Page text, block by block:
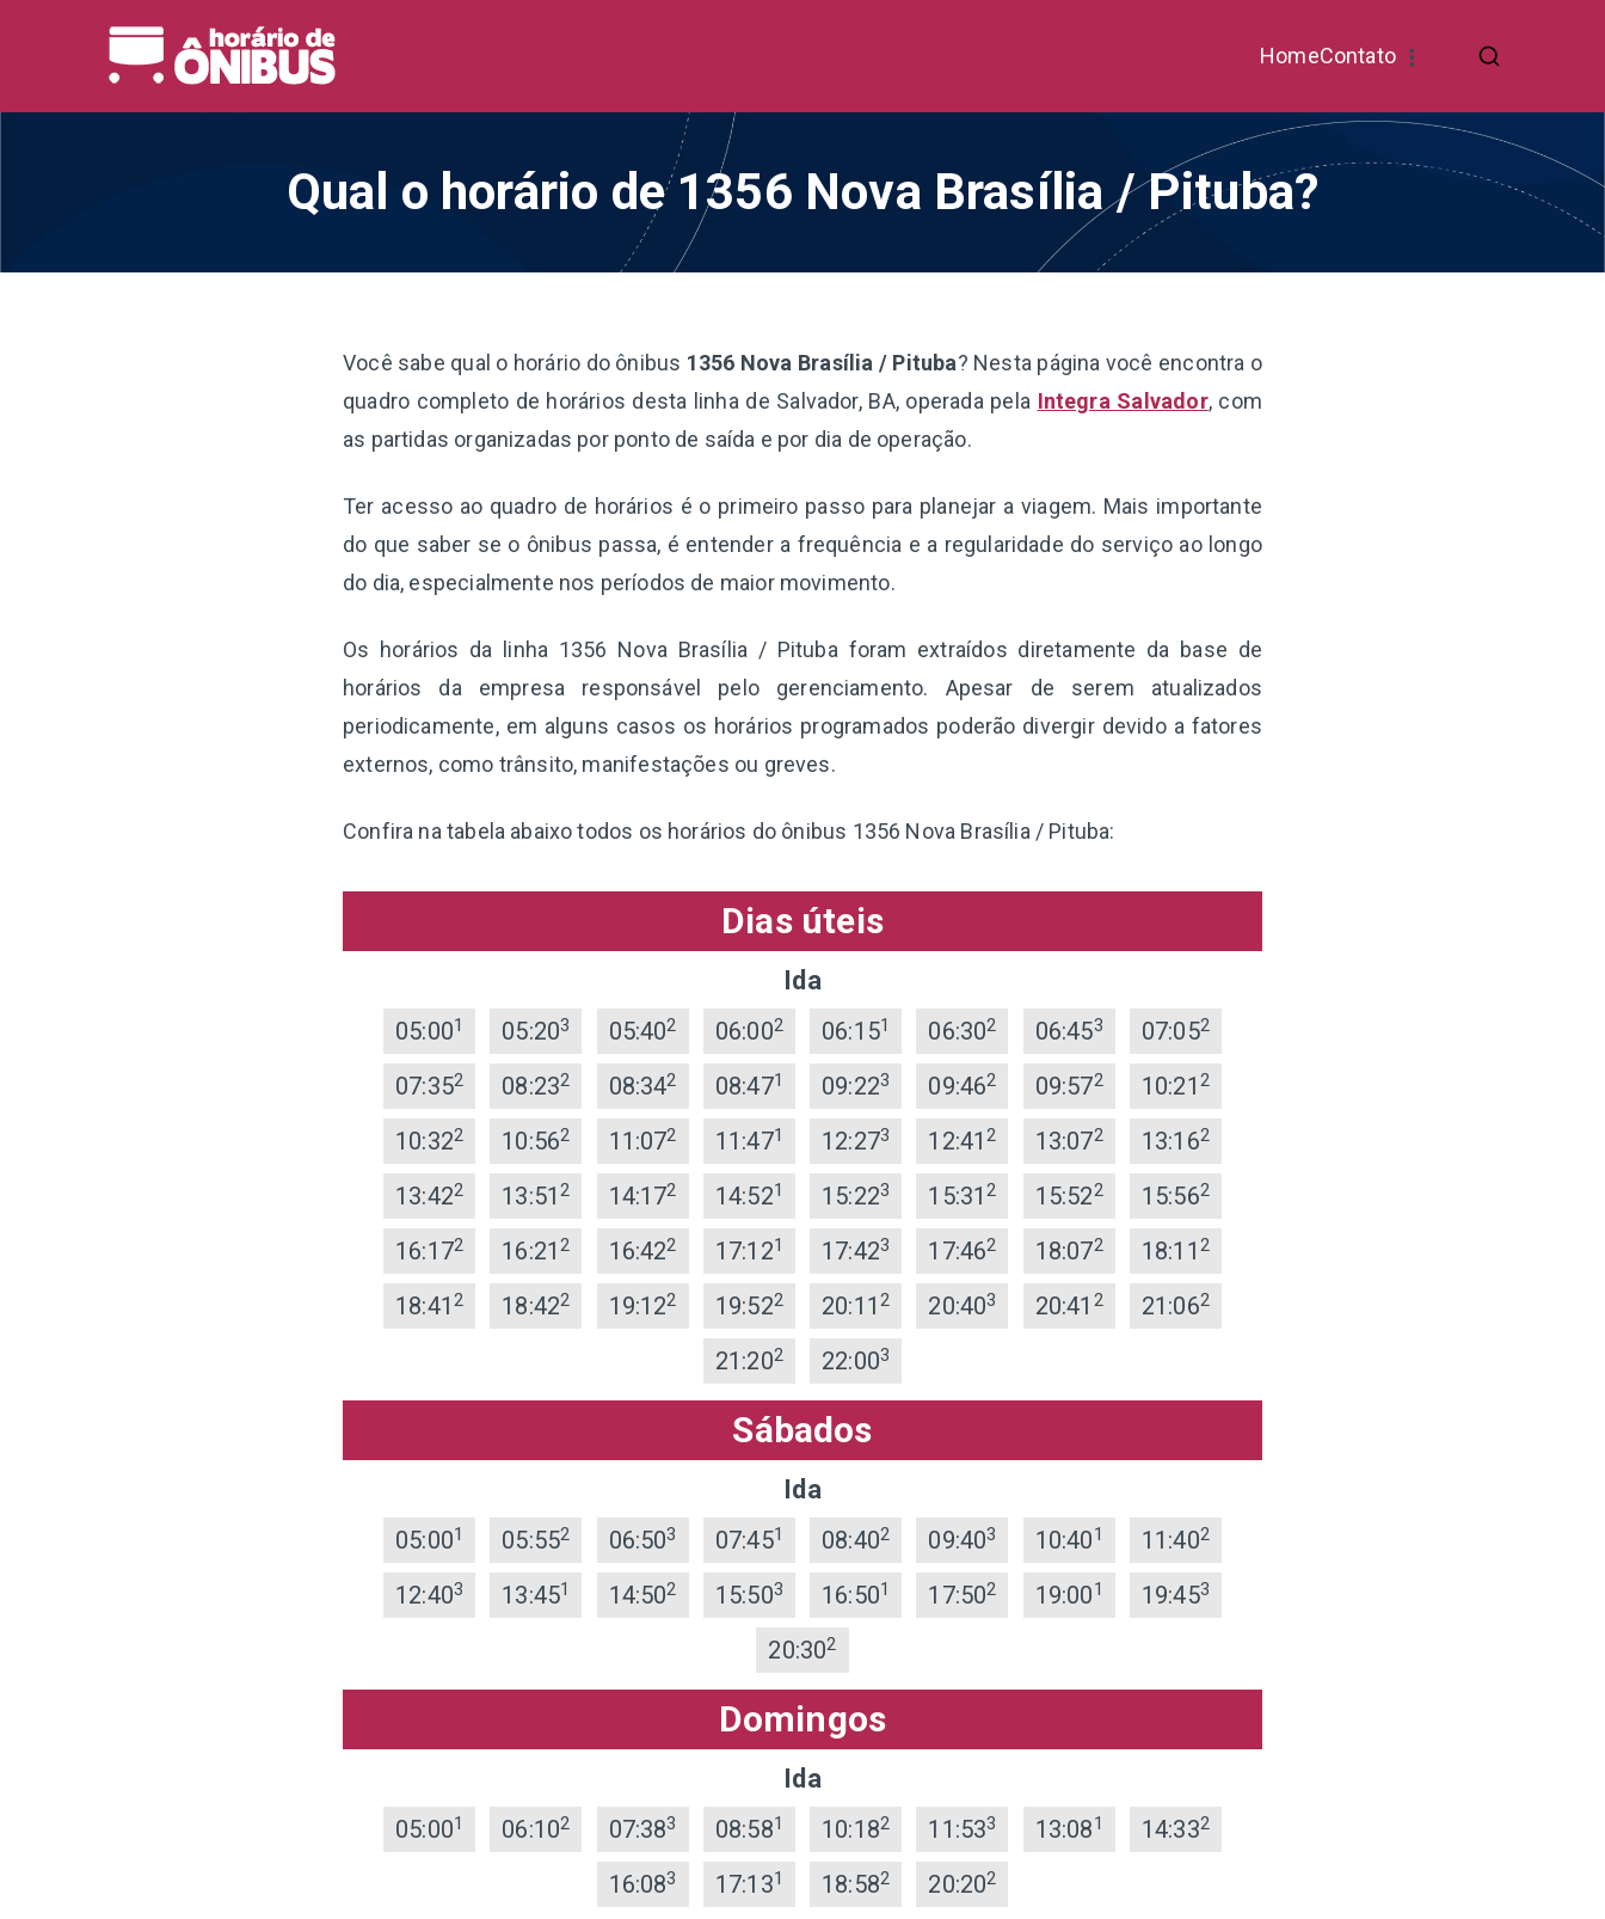
HomeContato
Qual o horário de 1356 Nova Brasília / Pituba?
Você sabe qual o horário do ônibus 1356 Nova Brasília / Pituba? Nesta página você encontra o
quadro completo de horários desta linha de Salvador, BA, operada pela Integra Salvador, com
as partidas organizadas por ponto de saída e por dia de operação.
Ter acesso ao quadro de horários é o primeiro passo para planejar a viagem. Mais importante
do que saber se o ônibus passa, é entender a frequência e a regularidade do serviço ao longo
do dia, especialmente nos períodos de maior movimento.
Os horários da linha 1356 Nova Brasília / Pituba foram extraídos diretamente da base de
horários da empresa responsável pelo gerenciamento. Apesar de serem atualizados
periodicamente, em alguns casos os horários programados poderão divergir devido a fatores
externos, como trânsito, manifestações ou greves.
Confira na tabela abaixo todos os horários do ônibus 1356 Nova Brasília / Pituba:
Dias úteis
Ida
05:001 05:203 05:402 06:002 06:151 06:302 06:453 07:052
07:352 08:232 08:342 08:471 09:223 09:462 09:572 10:21 2
10:322 10:562 11:072 11:471 12:273 12:412 13:072 13:162
13:422 13:512 14:172 14:521 15:223 15:312 15:522 15:562
16:172 16:212 16:422 17:121 17:423 17:462 18:072 18:11 2
18:41 2 18:422 19:122 19:522 20:11 2 20:403 20:41 2 21:062
21:202 22:003
Sábados
Ida
05:001 05:552 06:503 07:451 08:402 09:403 10:401 11:402
12:403 13:451 14:502 15:503 16:501 17:502 19:001 19:453
20:302
Domingos
Ida
05:001 06:102 07:383 08:581 10:182 11:533 13:081 14:332
16:083 17:131 18:582 20:202